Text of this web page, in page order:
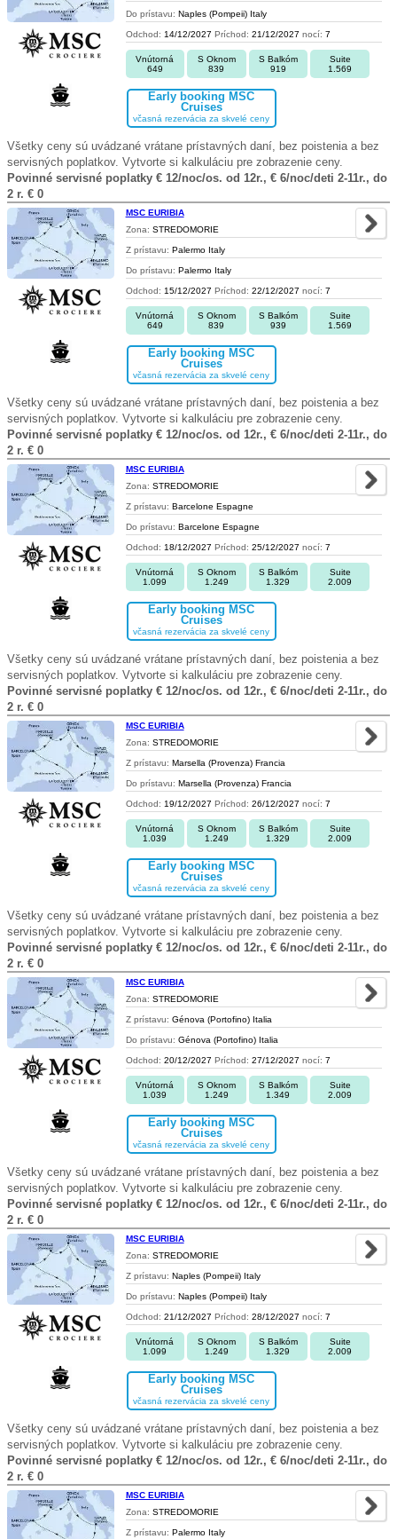
Do prístavu: Naples (Pompeii) Italy
Odchod: 14/12/2027 Príchod: 21/12/2027 nocí: 7
Vnútorná
649
S Oknom
839
S Balkóm
919
Suite
1.569
Early booking MSC
Cruises
včasná rezervácia za skvelé ceny
Všetky ceny sú uvádzané vrátane prístavných daní, bez poistenia a bez
servisných poplatkov. Vytvorte si kalkuláciu pre zobrazenie ceny.
Povinné servisné poplatky € 12/noc/os. od 12r., € 6/noc/deti 2-11r., do
2 r. € 0
MSC EURIBIA
Zona: STREDOMORIE
Z prístavu: Palermo Italy
Do prístavu: Palermo Italy
Odchod: 15/12/2027 Príchod: 22/12/2027 nocí: 7
Vnútorná
649
S Oknom
839
S Balkóm
939
Suite
1.569
Early booking MSC
Cruises
včasná rezervácia za skvelé ceny
Všetky ceny sú uvádzané vrátane prístavných daní, bez poistenia a bez
servisných poplatkov. Vytvorte si kalkuláciu pre zobrazenie ceny.
Povinné servisné poplatky € 12/noc/os. od 12r., € 6/noc/deti 2-11r., do
2 r. € 0
MSC EURIBIA
Zona: STREDOMORIE
Z prístavu: Barcelone Espagne
Do prístavu: Barcelone Espagne
Odchod: 18/12/2027 Príchod: 25/12/2027 nocí: 7
Vnútorná
1.099
S Oknom
1.249
S Balkóm
1.329
Suite
2.009
Early booking MSC
Cruises
včasná rezervácia za skvelé ceny
Všetky ceny sú uvádzané vrátane prístavných daní, bez poistenia a bez
servisných poplatkov. Vytvorte si kalkuláciu pre zobrazenie ceny.
Povinné servisné poplatky € 12/noc/os. od 12r., € 6/noc/deti 2-11r., do
2 r. € 0
MSC EURIBIA
Zona: STREDOMORIE
Z prístavu: Marsella (Provenza) Francia
Do prístavu: Marsella (Provenza) Francia
Odchod: 19/12/2027 Príchod: 26/12/2027 nocí: 7
Vnútorná
1.039
S Oknom
1.249
S Balkóm
1.329
Suite
2.009
Early booking MSC
Cruises
včasná rezervácia za skvelé ceny
Všetky ceny sú uvádzané vrátane prístavných daní, bez poistenia a bez
servisných poplatkov. Vytvorte si kalkuláciu pre zobrazenie ceny.
Povinné servisné poplatky € 12/noc/os. od 12r., € 6/noc/deti 2-11r., do
2 r. € 0
MSC EURIBIA
Zona: STREDOMORIE
Z prístavu: Génova (Portofino) Italia
Do prístavu: Génova (Portofino) Italia
Odchod: 20/12/2027 Príchod: 27/12/2027 nocí: 7
Vnútorná
1.039
S Oknom
1.249
S Balkóm
1.349
Suite
2.009
Early booking MSC
Cruises
včasná rezervácia za skvelé ceny
Všetky ceny sú uvádzané vrátane prístavných daní, bez poistenia a bez
servisných poplatkov. Vytvorte si kalkuláciu pre zobrazenie ceny.
Povinné servisné poplatky € 12/noc/os. od 12r., € 6/noc/deti 2-11r., do
2 r. € 0
MSC EURIBIA
Zona: STREDOMORIE
Z prístavu: Naples (Pompeii) Italy
Do prístavu: Naples (Pompeii) Italy
Odchod: 21/12/2027 Príchod: 28/12/2027 nocí: 7
Vnútorná
1.099
S Oknom
1.249
S Balkóm
1.329
Suite
2.009
Early booking MSC
Cruises
včasná rezervácia za skvelé ceny
Všetky ceny sú uvádzané vrátane prístavných daní, bez poistenia a bez
servisných poplatkov. Vytvorte si kalkuláciu pre zobrazenie ceny.
Povinné servisné poplatky € 12/noc/os. od 12r., € 6/noc/deti 2-11r., do
2 r. € 0
MSC EURIBIA
Zona: STREDOMORIE
Z prístavu: Palermo Italy